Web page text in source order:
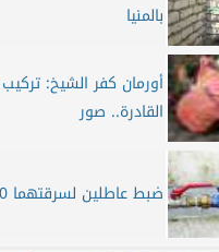
بالمنيا
القادرة.. صور
ضبط عاطلين لسرقتهما 40 عداد مياه بالمرج